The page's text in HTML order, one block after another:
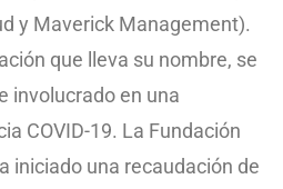
y Maverick Management).
que lleva su nombre, se
involucrado en una
COVID-19. La Fundación
iniciado una recaudación de